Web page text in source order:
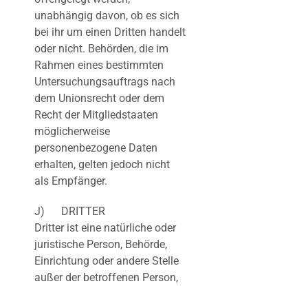
unabhängig davon, ob es sich
bei ihr um einen Dritten handelt
oder nicht. Behörden, die im
Rahmen eines bestimmten
Untersuchungsauftrags nach
dem Unionsrecht oder dem
Recht der Mitgliedstaaten
möglicherweise
personenbezogene Daten
erhalten, gelten jedoch nicht
als Empfänger.
J) DRITTER
Dritter ist eine natürliche oder
juristische Person, Behörde,
Einrichtung oder andere Stelle
außer der betroffenen Person,